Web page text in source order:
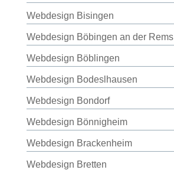
Webdesign Bisingen
Webdesign Böbingen an der Rems
Webdesign Böblingen
Webdesign Bodeslhausen
Webdesign Bondorf
Webdesign Bönnigheim
Webdesign Brackenheim
Webdesign Bretten